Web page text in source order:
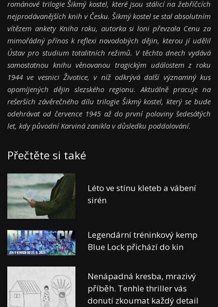
románové trilogie Šikmý kostel, které jsou stálicí na žebříčcích
nejprodávanějších knih v Česku. Šikmý kostel se stal absolutním
vítězem ankety Kniha roku, autorka si loni převzala Cenu za
mimořádný přínos k reflexi novodobých dějin, kterou jí udělil
Ústav pro studium totalitních režimů. V těchto dnech vydává
samostatnou knihu věnovanou tragickým událostem z roku
1944 ve vesnici Životice, v níž odkrývá další významný kus
opomíjených dějin slezského regionu. Aktuálně pracuje na
rešerších závěrečného dílu trilogie Šikmý kostel, který se bude
odehrávat od července 1945 až do první poloviny šedesátých
let, kdy původní Karviná zanikla v důsledku poddolování.
Přečtěte si také
Léto ve stínu kleteb a vábení
sirén
Legendární tréninkový kemp
Blue Lock přichází do kin
Nenápadná kresba, mrazivý
příběh. Tenhle thriller vás
donutí zkoumat každý detail